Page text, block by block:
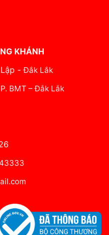
KHÁNH
Lập -Đắk Lắk
BMT – Đắk Lắk